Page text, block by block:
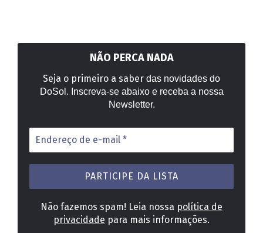
NÃO PERCA NADA
Seja o primeiro a saber das novidades do
DoSol. Inscreva-se abaixo e receba a nossa
Newsletter.
Endereço
de
e-
mail
Não fazemos spam! Leia nossa política de
privacidade para mais informações.